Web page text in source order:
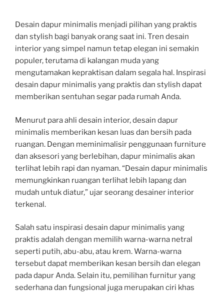
Desain dapur minimalis menjadi pilihan yang praktis
dan stylish bagi banyak orang saat ini. Tren desain
interior yang simpel namun tetap elegan ini semakin
populer, terutama di kalangan muda yang
mengutamakan kepraktisan dalam segala hal. Inspirasi
desain dapur minimalis yang praktis dan stylish dapat
memberikan sentuhan segar pada rumah Anda.
Menurut para ahli desain interior, desain dapur
minimalis memberikan kesan luas dan bersih pada
ruangan. Dengan meminimalisir penggunaan furniture
dan aksesori yang berlebihan, dapur minimalis akan
terlihat lebih rapi dan nyaman. “Desain dapur minimalis
memungkinkan ruangan terlihat lebih lapang dan
mudah untuk diatur,” ujar seorang desainer interior
terkenal.
Salah satu inspirasi desain dapur minimalis yang
praktis adalah dengan memilih warna-warna netral
seperti putih, abu-abu, atau krem. Warna-warna
tersebut dapat memberikan kesan bersih dan elegan
pada dapur Anda. Selain itu, pemilihan furnitur yang
sederhana dan fungsional juga merupakan ciri khas